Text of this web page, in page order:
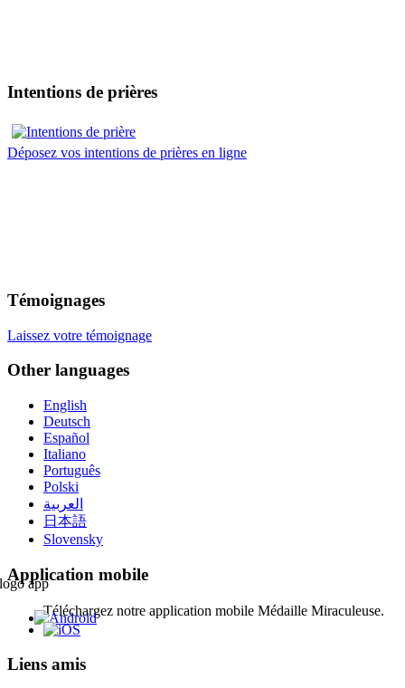
Intentions de prières
Déposez vos intentions de prières en ligne
Témoignages
Laissez votre témoignage
Other languages
English
Deutsch
Español
Italiano
Português
Polski
العربية
日本語
Slovensky
Application mobile
Téléchargez notre application mobile Médaille Miraculeuse.
Liens amis